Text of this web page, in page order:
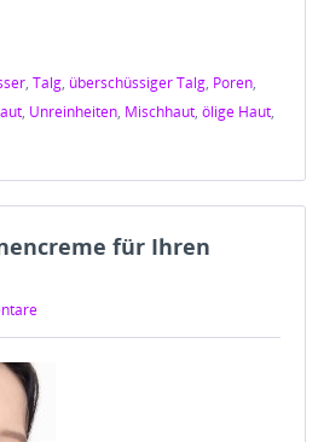
, Talg, überschüssiger Talg, Poren,
, Unreinheiten, Mischhaut, ölige Haut,
für Ihren